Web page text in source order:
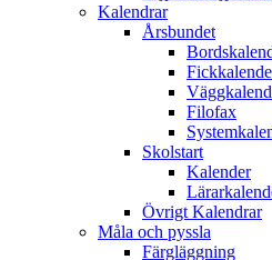
Kalendrar
Årsbundet
Filofax
Skolstart
Kalender
Övrigt Kalendrar
Måla och pyssla
Färgläggning